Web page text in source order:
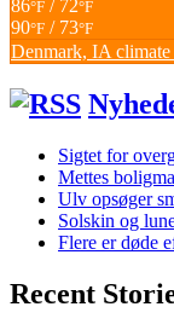
86°F / 72°F
90°F / 73°F
Denmark, IA climate
Sigtet for
Mettes
Ulv opsøger
Solskin og
Flere er døde
Recent